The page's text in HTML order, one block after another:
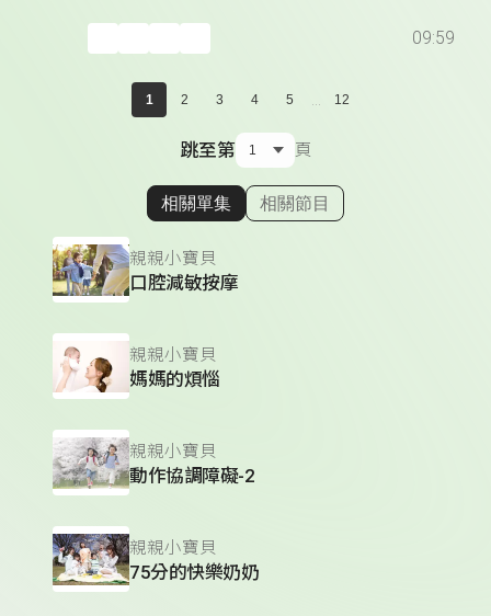
09:59
1 2 3 4 5 ... 12
跳至第 頁
顯示相關單集
相關單集 相關節目
親親小寶貝
口腔減敏按摩
親親小寶貝
媽媽的煩惱
親親小寶貝
動作協調障礙-2
親親小寶貝
75分的快樂奶奶